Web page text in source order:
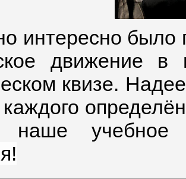
интересно было
движение
квизе.
наше учебное